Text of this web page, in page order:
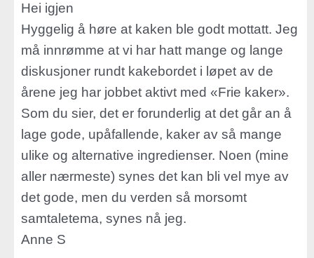
Hei igjen
Hyggelig å høre at kaken ble godt mottatt. Jeg
må innrømme at vi har hatt mange og lange
diskusjoner rundt kakebordet i løpet av de
årene jeg har jobbet aktivt med «Frie kaker».
Som du sier, det er forunderlig at det går an å
lage gode, upåfallende, kaker av så mange
ulike og alternative ingredienser. Noen (mine
aller nærmeste) synes det kan bli vel mye av
det gode, men du verden så morsomt
samtaletema, synes nå jeg.
Anne S